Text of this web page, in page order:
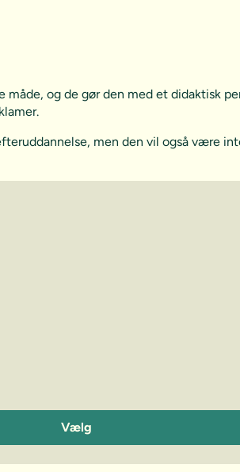
og de gør den med et didaktisk
men den vil også være
Vælg